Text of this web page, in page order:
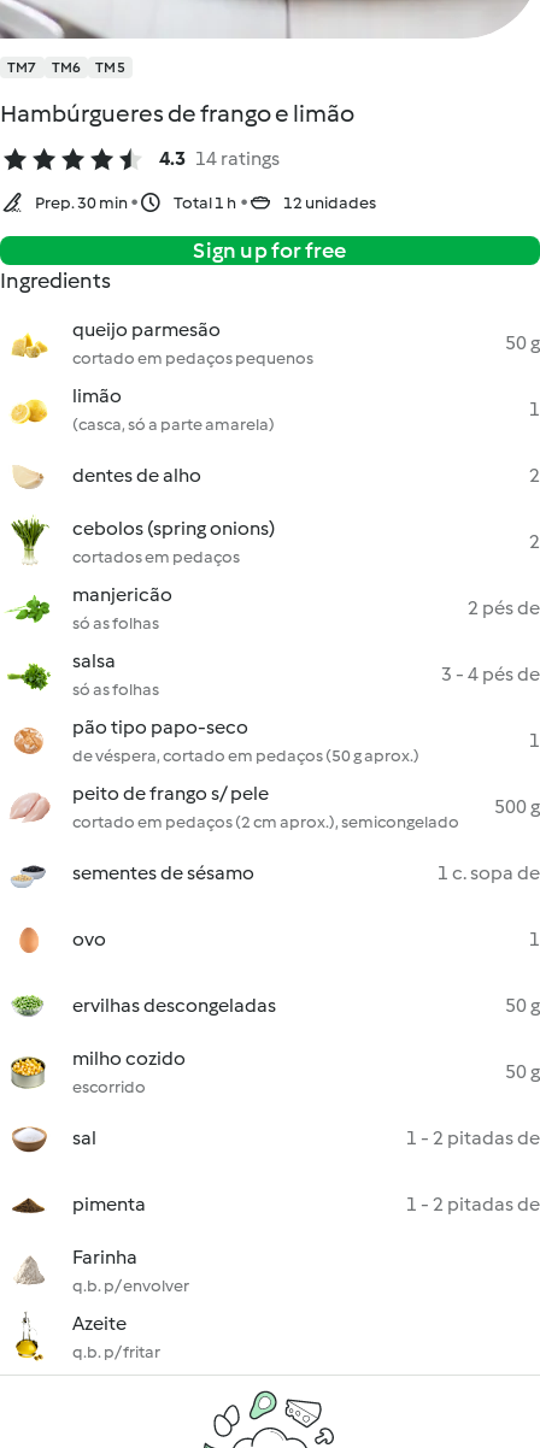
TM7 TM6 TM5
Hambúrgueres de frango e limão
4.3 14 ratings
Prep. 30 min Total 1 h 12 unidades
Sign up for free
Ingredients
queijo parmesão
cortado em pedaços pequenos
50 g
limão
(casca, só a parte amarela)
1
dentes de alho 2
cebolos (spring onions)
cortados em pedaços
2
manjericão
só as folhas
2 pés de
salsa
só as folhas
3 - 4 pés de
pão tipo papo-seco
de véspera, cortado em pedaços (50 g aprox.)
1
peito de frango s/ pele
cortado em pedaços (2 cm aprox.), semicongelado
500 g
sementes de sésamo 1 c. sopa de
ovo 1
ervilhas descongeladas 50 g
milho cozido
escorrido
50 g
sal 1 - 2 pitadas de
pimenta 1 - 2 pitadas de
Farinha
q.b. p/ envolver
Azeite
q.b. p/ fritar